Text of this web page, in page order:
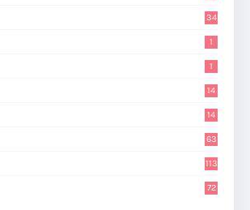
34
1
1
14
14
63
113
72